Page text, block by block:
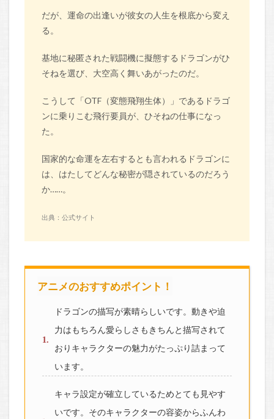
だが、運命の出逢いが彼女の人生を根底から変え
る。
基地に秘匿された戦闘機に擬態するドラゴンがひ
そねを選び、大空高く舞いあがったのだ。
こうして「OTF（変態飛翔生体）」であるドラゴ
ンに乗りこむ飛行要員が、ひそねの仕事になっ
た。
国家的な命運を左右するとも言われるドラゴンに
は、はたしてどんな秘密が隠されているのだろう
か……。
出典：公式サイト
アニメのおすすめポイント！
ドラゴンの描写が素晴らしいです。動きや迫
力はもちろん愛らしさもきちんと描写されて
おりキャラクターの魅力がたっぷり詰まって
います。
キャラ設定が確立しているためとても見やす
いです。そのキャラクターの容姿からふんわ